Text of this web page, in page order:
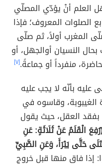
العلم أنْ يؤدّي المصلّي
الصلوات المعروف؛ فإذا
المغرب أولاً، ثم صلّى
النسيان أوالجهل، أو
منفرداً أو جماعةً.[٧]
بأنّه لا يجب عليه
الغيبوبة، وقاسوه في
العقل، حيث يقول
الْقَلَمُ عَنْ ثَلَاثَةٍ: عَنِ
حَتَّى يَبْرَأَ، وَعَنِ الصَّبِيِّ
إذا فاق منها قبل خروج